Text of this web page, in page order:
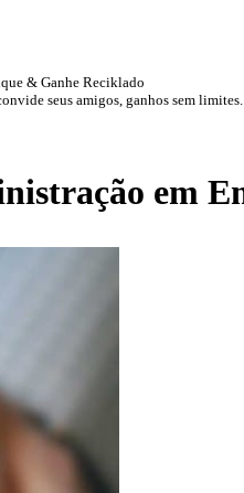
& Ganhe Reciklado
seus amigos, ganhos sem limites.
em